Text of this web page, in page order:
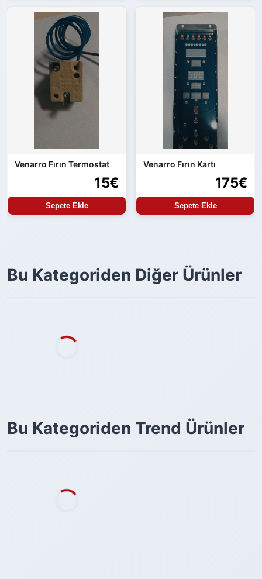
Venarro Fırın Termostat
15€
Sepete Ekle
Venarro Fırın Kartı
175€
Sepete Ekle
Bu Kategoriden Diğer Ürünler
Bu Kategoriden Trend Ürünler